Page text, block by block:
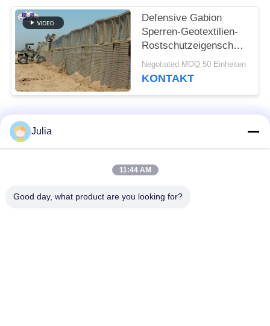
Defensive Gabion
Sperren-Geotextilien-
Rostschutzeigenschaft
Gavanized
Negotiated MOQ:50 Einheiten
KONTAKT
Beliebte Kategorien Alle
Militärsperre
Julia
11:44 AM
Good day, what product are you looking for?